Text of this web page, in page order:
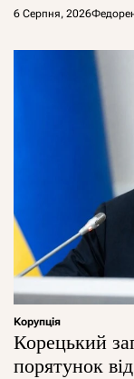
6 Серпня, 2026
Корупція
Корецький
порятунок